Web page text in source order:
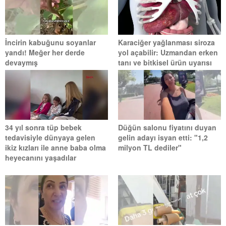
İncirin kabuğunu soyanlar
yandı! Meğer her derde
devaymış
Karaciğer yağlanması siroza
yol açabilir: Uzmandan erken
tanı ve bitkisel ürün uyarısı
34 yıl sonra tüp bebek
tedavisiyle dünyaya gelen
ikiz kızları ile anne baba olma
heyecanını yaşadılar
Düğün salonu fiyatını duyan
gelin adayı isyan etti: "1,2
milyon TL dediler"